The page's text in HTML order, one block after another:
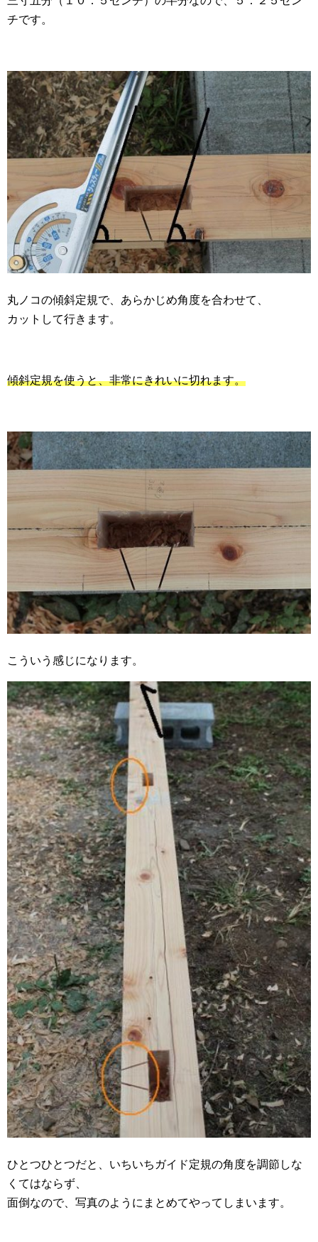
チです。
丸ノコの傾斜定規で、あらかじめ角度を合わせて、
カットして行きます。
傾斜定規を使うと、非常にきれいに切れます。
こういう感じになります。
ひとつひとつだと、いちいちガイド定規の角度を調節しな
くてはならず、
面倒なので、写真のようにまとめてやってしまいます。